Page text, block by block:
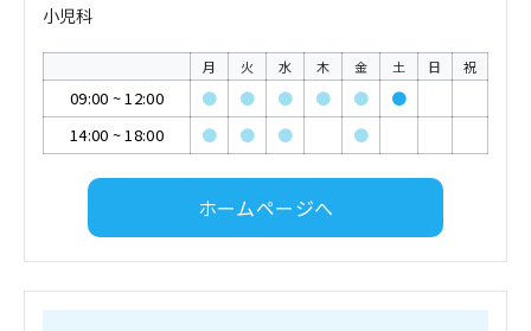
小児科
月 火 水 木 金 土 日 祝
09:00 ~12:00 ● ● ● ● ●
●
14:00 ~18:00 ● ● ● ●
ホームページへ